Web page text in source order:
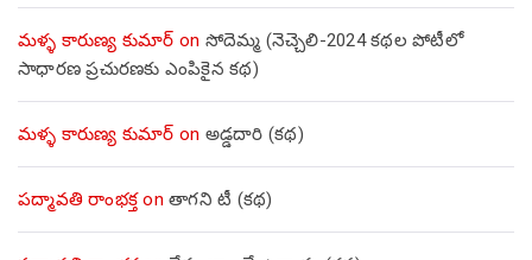
మళ్ళ కారుణ్య కుమార్ on సోదెమ్మ (నెచ్చెలి-2024 కథల పోటీలో
సాధారణ ప్రచురణకు ఎంపికైన కథ)
మళ్ళ కారుణ్య కుమార్ on అడ్డదారి (కథ)
పద్మావతి రాంభక్తon తాగని టీ (కథ)